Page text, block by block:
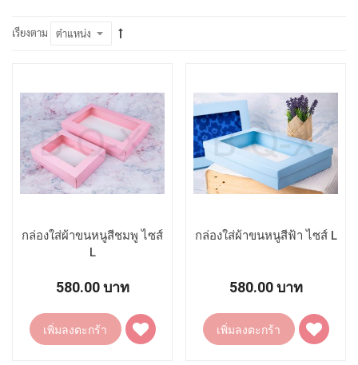
เรียงตาม
กล่องใส่ผ้าขนหนูสีชมพู ไซส์
L
580.00 บาท
เพิ่มลงตะกร้า
เพิ่ม
ไป
กล่องใส่ผ้าขนหนูสีฟ้า ไซส์ L
580.00 บาท
เพิ่มลงตะกร้า
เพิ่ม
ไป